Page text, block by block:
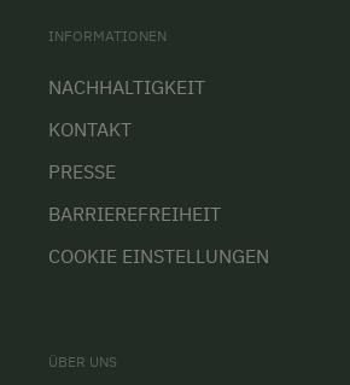
INFORMATIONEN
NACHHALTIGKEIT
KONTAKT
PRESSE
BARRIEREFREIHEIT
COOKIE EINSTELLUNGEN
ÜBER UNS